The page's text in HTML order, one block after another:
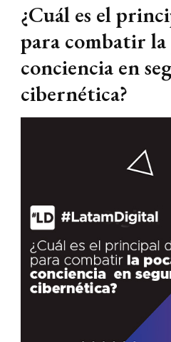
¿Cuál es el
para combatir la
conciencia en
cibernética?